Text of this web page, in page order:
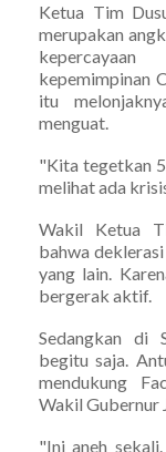
Ketua Tim
merupakan
kepemimpinan
itu
menguat.
"Kita tegetkan
melihat ada
Wakil Ketua
bahwa
yang lain.
bergerak aktif.
Sedangkan di
begitu saja.
mendukung
Wakil Gubernur
"Ini aneh